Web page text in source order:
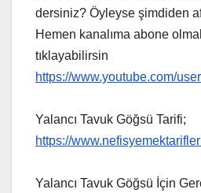
dersiniz? Öyleyse şimdiden
Hemen kanalıma abone
tıklayabilirsin
https://www.youtube.com/
Yalancı Tavuk Göğsü Tarifi;
https://
Yalancı Tavuk Göğsü İçin